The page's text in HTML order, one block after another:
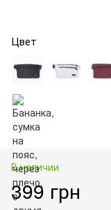
Цвет
В наличии
399 грн